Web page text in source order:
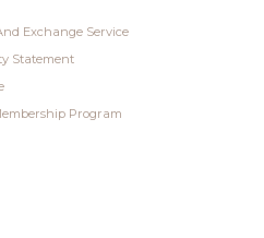
Exchange Service
Statement
Program